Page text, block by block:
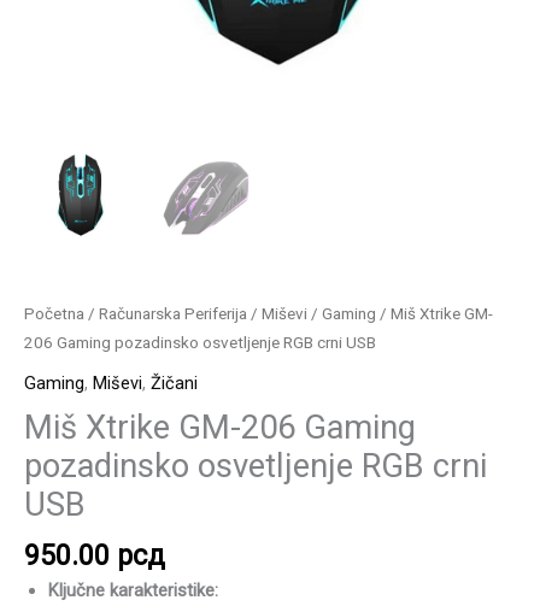
Početna / Računarska Periferija / Miševi / Gaming / Miš Xtrike GM-
206 Gaming pozadinsko osvetljenje RGB crni USB
Gaming, Miševi, Žičani
Miš Xtrike GM-206 Gaming
pozadinsko osvetljenje RGB crni
USB
950.00 рсд
Ključne karakteristike: